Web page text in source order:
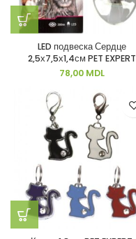
LED подвеска Сердце
2,5х7,5х1,4см PET EXPERT
78,00 MDL